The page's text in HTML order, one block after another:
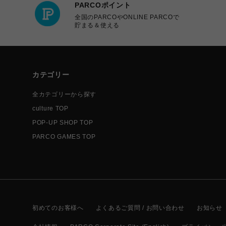
PARCOポイント
全国のPARCOやONLINE PARCOで
貯まる＆使える
カテゴリー
全カテゴリーから探す
culture TOP
POP-UP SHOP TOP
PARCO GAMES TOP
初めてのお客様へ よくあるご質問 / お問い合わせ お知らせ